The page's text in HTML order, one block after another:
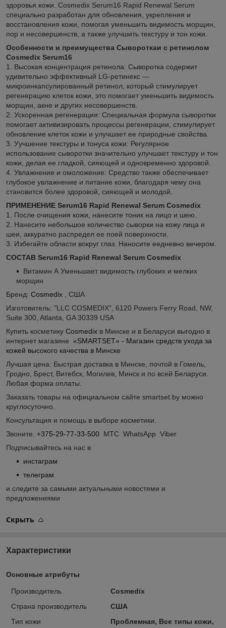
здоровья кожи. Cosmedix Serum16 Rapid Renewal Serum
специально разработан для обновления, укрепления и
восстановления кожи, помогая уменьшить видимость морщин,
пор и несовершенств, а также улучшить текстуру и тон кожи.
Особенности и преимущества Сывороткаи с ретинолом
Cosmedix Serum16
1. Высокая концентрация ретинола: Сыворотка содержит
удивительно эффективный LG-ретинекс —
микроинкапсулированный ретинол, который стимулирует
регенерацию клеток кожи, это помогает уменьшить видимость
морщин, акне и других несовершенств.
2. Ускоренная регенерация: Специальная формула сыворотки
помогает активизировать процессы регенерации, стимулирует
обновление клеток кожи и улучшает ее природные свойства.
3. Уучшение текстуры и тонуса кожи: Регулярное
использование сыворотки значительно улучшает текстуру и тон
кожи, делая ее гладкой, сияющей и одновременно здоровой.
4. Увлажнение и омоложение: Средство также обеспечивает
глубокое увлажнение и питание кожи, благодаря чему она
становится более здоровой, сияющей и молодой.
ПРИМЕНЕНИЕ Serum16 Rapid Renewal Serum Cosmedix
1. После очищения кожи, нанесите тоник на лицо и шею.
2. Нанесите небольшое количество сыворки на кожу лица и
шеи, аккуратно распредел ее поей поверхности.
3. Избегайте области вокруг глаз. Наносите еедневно вечером.
СОСТАВ Serum16 Rapid Renewal Serum Cosmedix
Витамин А Уменьшает видимость глубоких и мелких
морщин
Бренд: Cosmedix , США
Изготовитель: "LLC COSMEDIX", 6120 Powers Ferry Road, NW,
Suite 300, Atlanta, GA 30339 USA
Купить косметику Cosmedix в Минске и в Беларуси выгодно в
интернет магазине «SMARTSET» - Магазин средств ухода за
кожей высокого качества в Минске
Лучшая цена. Быстрая доставка в Минске, почтой в Гомель,
Гродно, Брест, Витебск, Могилев, Минск и по всей Беларуси.
Любая форма оплаты.
Заказать товары на официальном сайте smartset.by можно
круглосуточно.
Консультация и помощь в выборе косметики.
Звоните. +375-29-77-33-500 МТС WhatsApp Viber
Подписывайтесь на нас в
инстаграм
телеграм
и следите за самыми актуальными новостями и
предложениями
Скрыть
Характеристики
Основные атрибуты
Производитель
Cosmedix
Страна производитель
США
Тип кожи
Проблемная, Все типы кожи,